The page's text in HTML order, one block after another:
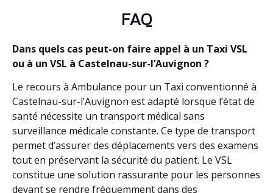
FAQ
Dans quels cas peut-on faire appel à un Taxi VSL
ou à un VSL à Castelnau-sur-l’Auvignon ?
Le recours à Ambulance pour un Taxi conventionné à
Castelnau-sur-l’Auvignon est adapté lorsque l’état de
santé nécessite un transport médical sans
surveillance médicale constante. Ce type de transport
permet d’assurer des déplacements vers des examens
tout en préservant la sécurité du patient. Le VSL
constitue une solution rassurante pour les personnes
devant se rendre fréquemment dans des